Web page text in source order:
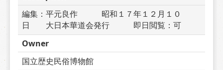
編集：平元良作　　　昭和１７年１２月１０
日　　大日本華道会発行　　　即日閲覧：可
Owner
国立歴史民俗博物館